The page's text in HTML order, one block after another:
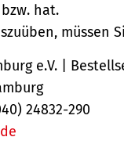
hat.
müssen
e.V. |
24832-290